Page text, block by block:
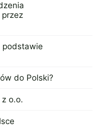
przez
podstawie
do Polski?
z o.o.